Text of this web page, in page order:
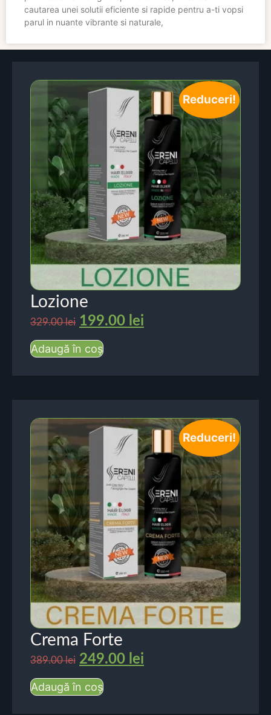
cautarea unei solutii eficiente si rapide pentru a-ti vopsi
parul in nuante vibrante si naturale,
Reduceri!
Lozione
329.00lei 199.00 lei
Adaugă în coș
Reduceri!
Crema Forte
389.00lei 249.00 lei
Adaugă în coș